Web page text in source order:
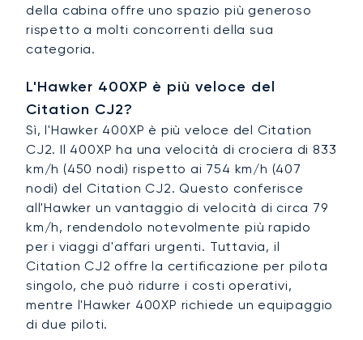
della cabina offre uno spazio più generoso
rispetto a molti concorrenti della sua
categoria.
L'Hawker 400XP è più veloce del
Citation CJ2?
Sì, l'Hawker 400XP è più veloce del Citation
CJ2. Il 400XP ha una velocità di crociera di 833
km/h (450 nodi) rispetto ai 754 km/h (407
nodi) del Citation CJ2. Questo conferisce
all'Hawker un vantaggio di velocità di circa 79
km/h, rendendolo notevolmente più rapido
per i viaggi d'affari urgenti. Tuttavia, il
Citation CJ2 offre la certificazione per pilota
singolo, che può ridurre i costi operativi,
mentre l'Hawker 400XP richiede un equipaggio
di due piloti.